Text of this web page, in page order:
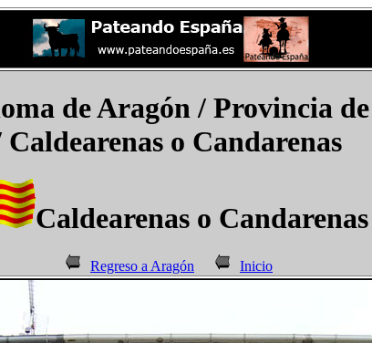
de Aragón / Provincia de
Caldearenas o Candarenas
Caldearenas o Candarenas
Regreso a Aragón Inicio